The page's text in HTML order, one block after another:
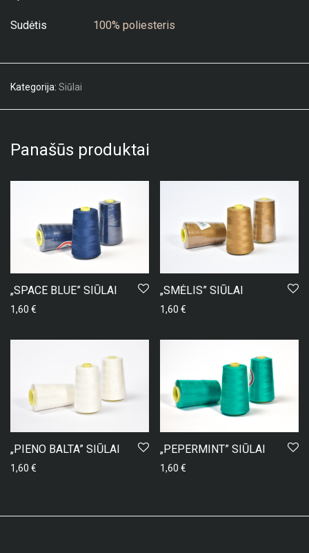
Sudėtis 100% poliesteris
Kategorija: Siūlai
Panašūs produktai
„SPACE BLUE” SIŪLAI
1,60 €
„SMĖLIS” SIŪLAI
1,60 €
„PIENO BALTA” SIŪLAI
1,60 €
„PEPERMINT” SIŪLAI
1,60 €